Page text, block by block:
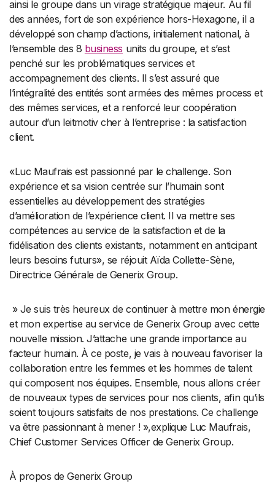
ainsi le groupe dans un virage stratégique majeur. Au fil
des années, fort de son expérience hors-Hexagone, il a
développé son champ d’actions, initialement national, à
l’ensemble des 8 business units du groupe, et s’est
penché sur les problématiques services et
accompagnement des clients. Il s’est assuré que
l’intégralité des entités sont armées des mêmes process et
des mêmes services, et a renforcé leur coopération
autour d’un leitmotiv cher à l’entreprise : la satisfaction
client.
«Luc Maufrais est passionné par le challenge. Son
expérience et sa vision centrée sur l’humain sont
essentielles au développement des stratégies
d’amélioration de l’expérience client. Il va mettre ses
compétences au service de la satisfaction et de la
fidélisation des clients existants, notamment en anticipant
leurs besoins futurs», se réjouit Aïda Collette-Sène,
Directrice Générale de Generix Group.
» Je suis très heureux de continuer à mettre mon énergie
et mon expertise au service de Generix Group avec cette
nouvelle mission. J’attache une grande importance au
facteur humain. À ce poste, je vais à nouveau favoriser la
collaboration entre les femmes et les hommes de talent
qui composent nos équipes. Ensemble, nous allons créer
de nouveaux types de services pour nos clients, afin qu’ils
soient toujours satisfaits de nos prestations. Ce challenge
va être passionnant à mener ! »,explique Luc Maufrais,
Chief Customer Services Officer de Generix Group.
À propos de Generix Group